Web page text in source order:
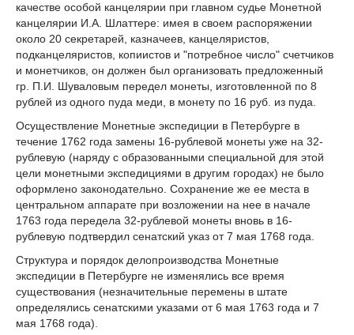
качестве особой канцелярии при главном судье Монетной
канцелярии И.А. Шлаттере: имея в своем распоряжении
около 20 секретарей, казначеев, канцеляристов,
подканцеляристов, копиистов и "потребное число" счетчиков
и монетчиков, он должен был организовать предложенный
гр. П.И. Шуваловым передел монеты, изготовленной по 8
рублей из одного пуда меди, в монету по 16 руб. из пуда.
Осуществление Монетные экспедиции в Петербурге в
течение 1762 года замены 16-рублевой монеты уже на 32-
рублевую (наряду с образованными специальной для этой
цели монетными экспедициями в другим городах) не было
оформлено законодательно. Сохранение же ее места в
центральном аппарате при возложении на нее в начале
1763 года передела 32-рублевой монеты вновь в 16-
рублевую подтвердил сенатский указ от 7 мая 1768 года.
Структура и порядок делопроизводства Монетные
экспедиции в Петербурге не изменялись все время
существования (незначительные перемены в штате
определялись сенатскими указами от 6 мая 1763 года и 7
мая 1768 года).